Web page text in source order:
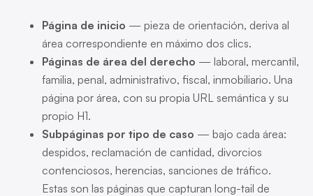
Página de inicio — pieza de orientación, deriva al
área correspondiente en máximo dos clics.
Páginas de área del derecho — laboral, mercantil,
familia, penal, administrativo, fiscal, inmobiliario. Una
página por área, con su propia URL semántica y su
propio H1.
Subpáginas por tipo de caso — bajo cada área:
despidos, reclamación de cantidad, divorcios
contenciosos, herencias, sanciones de tráfico.
Estas son las páginas que capturan long-tail de